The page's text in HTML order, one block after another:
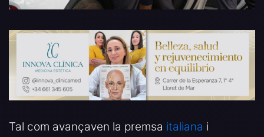
Tal com avançaven la premsa italiana i